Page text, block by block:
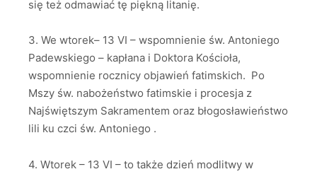
się też odmawiać tę piękną litanię.
3. We wtorek– 13 VI – wspomnienie św. Antoniego
Padewskiego – kapłana i Doktora Kościoła,
wspomnienie rocznicy objawień fatimskich. Po
Mszy św. nabożeństwo fatimskie i procesja z
Najświętszym Sakramentem oraz błogosławieństwo
lili ku czci św. Antoniego .
4. Wtorek – 13 VI – to także dzień modlitwy w